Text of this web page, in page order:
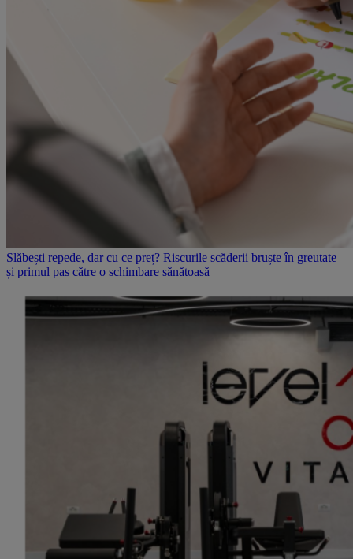
Slăbești repede, dar cu ce preț? Riscurile scăderii bruște în greutate
și primul pas către o schimbare sănătoasă